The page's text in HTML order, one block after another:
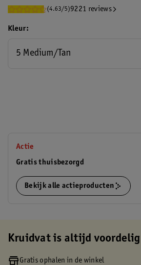
(4.63/5)9221 reviews
Kleur
5 Medium/Tan
Actie
Gratis thuisbezorgd
Bekijk alle actieproducten
Kruidvat is altijd voordelig
Gratis ophalen in de winkel